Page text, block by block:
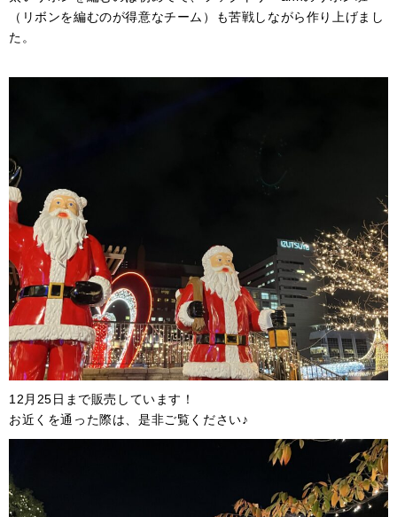
（リボンを編むのが得意なチーム）も苦戦しながら作り上げまし
た。
12月25日まで販売しています！
お近くを通った際は、是非ご覧ください♪